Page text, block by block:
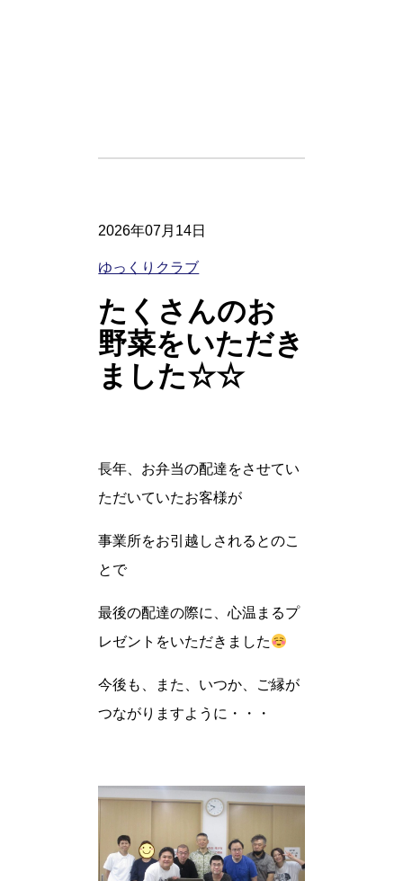
2026年07月14日
ゆっくりクラブ
たくさんのお
野菜をいただき
ました☆☆
長年、お弁当の配達をさせてい
ただいていたお客様が
事業所をお引越しされるとのこ
とで
最後の配達の際に、心温まるプ
レゼントをいただきました
今後も、また、いつか、ご縁が
つながりますように・・・